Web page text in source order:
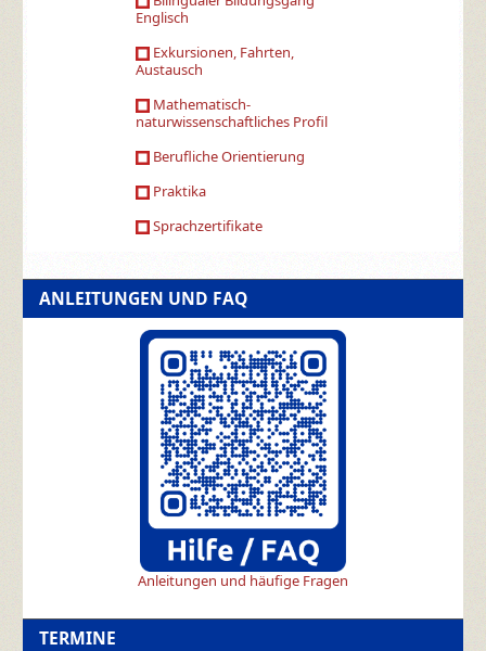
ANLEITUNGEN UND FAQ
Anleitungen und häufige Fragen
TERMINE
Englisch
Exkursionen, Fahrten,
Austausch
Mathematisch-
naturwissenschaftliches Profil
Berufliche Orientierung
Praktika
Sprachzertifikate